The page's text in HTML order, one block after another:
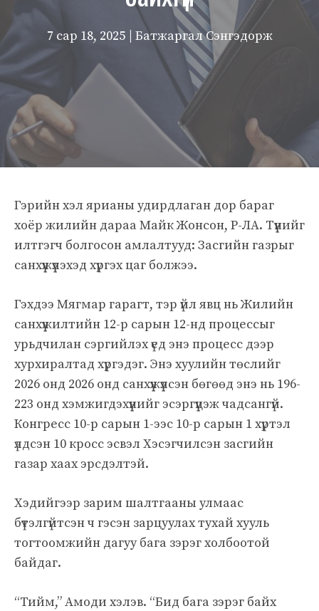
7 сар 18, 2025 | Батжаргал Сэнгэдорж
Гэрийн хэл ярианы удирдлаган дор бараг
хоёр жилийн дараа Майк Жонсон, Р-ЛА. Түүнийг
илтгэгч болгосон амлалтууд: Засгийн газрыг
санхүүжүүлэхэд хүргэх цаг болжээ.
Гэхдээ Мягмар гарагт, тэр үйл явц нь Жилийн
санхүүжилтийн 12-р сарын 12-нд процессыг
урьдчилан сэргийлэх үед энэ процесс дээр
хурхиралтад хүргэдэг. Энэ хуулийн төслийг
2026 онд 2026 онд санхүүжүүлсэн бөгөөд энэ нь 196-
223 онд хэмжигдэхүүнийг эсэргүүцэж чадсангүй.
Конгресс 10-р сарын 1-ээс 10-р сарын 1 хүртэл
үлдсэн 10 кросс эсвэл Хэсэгчилсэн засгийн
газар хаах эрсдэлтэй.
Хэдийгээр зарим шалтгааны улмаас
бүтэлгүйтсэн ч гэсэн зарцуулах тухай хууль
тогтоомжийн дагуу бага зэрэг холбоотой
байдаг.
“Тийм,” Амоди хэлэв. “Бид бага зэрэг байх